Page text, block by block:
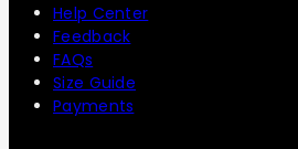
Help Center
Feedback
FAQs
Size Guide
Payments